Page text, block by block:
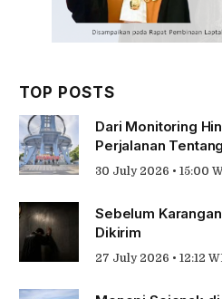
TOP POSTS
Dari Monitoring
Perjalanan
30 July 2026 • 15:00
Sebelum
Dikirim
27 July 2026 • 12:12